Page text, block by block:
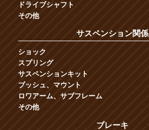
ドライブシャフト
その他
サスペンション関係
ショック
スプリング
サスペンションキット
ブッシュ、マウント
ロワアーム、サブフレーム
その他
ブレーキ